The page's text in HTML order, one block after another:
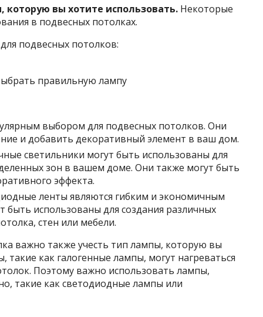
которую вы хотите использовать. Некоторые
в подвесных потолках.
подвесных потолков:
выбором для подвесных потолков. Они
и добавить декоративный элемент в ваш дом.
светильники могут быть использованы для
зон в вашем доме. Они также могут быть
эффекта.
ленты являются гибким и экономичным
использованы для создания различных
стен или мебели.
важно также учесть тип лампы, которую вы
как галогенные лампы, могут нагреваться
Поэтому важно использовать лампы,
такие как светодиодные лампы или